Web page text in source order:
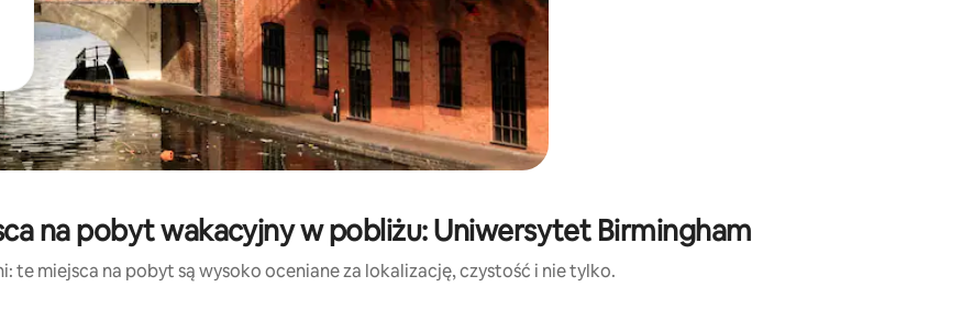
na pobyt wakacyjny w pobliżu: Uniwersytet Birmingham
te miejsca na pobyt są wysoko oceniane za lokalizację, czystość i nie tylko.